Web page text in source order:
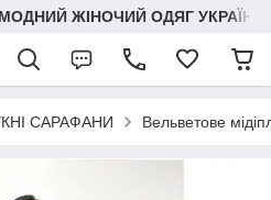
ЖІНОЧИЙ ОДЯГ УКРАЇНИ
САРАФАНИ Вельветове